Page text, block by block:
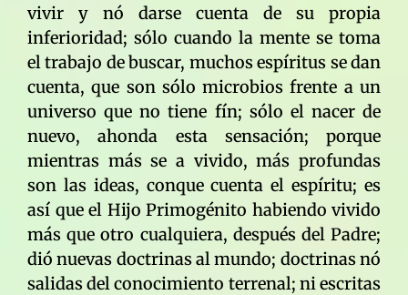
vivir y nó darse cuenta de su propia
inferioridad; sólo cuando la mente se toma
el trabajo de buscar, muchos espíritus se dan
cuenta, que son sólo microbios frente a un
universo que no tiene fín; sólo el nacer de
nuevo, ahonda esta sensación; porque
mientras más se a vivido, más profundas
son las ideas, conque cuenta el espíritu; es
así que el Hijo Primogénito habiendo vivido
más que otro cualquiera, después del Padre;
dió nuevas doctrinas al mundo; doctrinas nó
salidas del conocimiento terrenal; ni escritas